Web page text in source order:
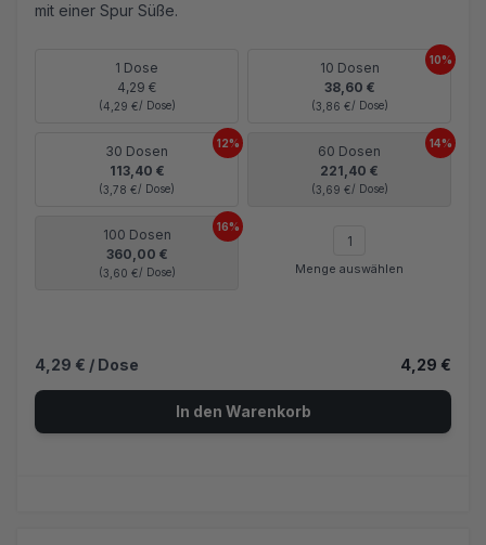
mit einer Spur Süße.
4,29 € / Dose 4,29 €
In den Warenkorb
1 Dose
4,29 €
(4,29 €/ Dose)
10 Dosen
38,60 €
(3,86 €/ Dose)
10%
30 Dosen
113,40 €
(3,78 €/ Dose)
12%
60 Dosen
221,40 €
(3,69 €/ Dose)
14%
100 Dosen
360,00 €
(3,60 €/ Dose)
16%
Menge auswählen